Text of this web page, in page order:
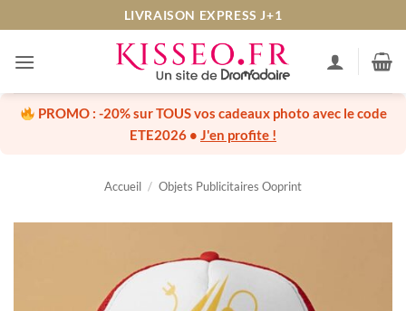
au
contenu
LIVRAISON EXPRESS J+1
PROMO : -20% sur TOUS vos cadeaux photo avec le code
ETE2026 • J'en profite !
Accueil / Objets Publicitaires Ooprint